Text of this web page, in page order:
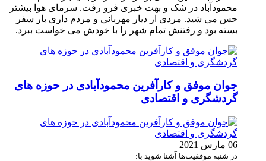
محمودآباد در شک و بهت خبری فرو رفت. سرمای هوا بیشتر
حس می شید. مردی از دیار مهربانی و مردم داری بار سفر
بسته بود و رفتنش تمام شهر را با خودش می خواست ببرد.
جوان موفق و کارآفرین محمودآبادی در حوزه های
گردشگری و اقتصادی
06 مارس 2021
در شنبه موفقیت‌ها آشنا شوید با: